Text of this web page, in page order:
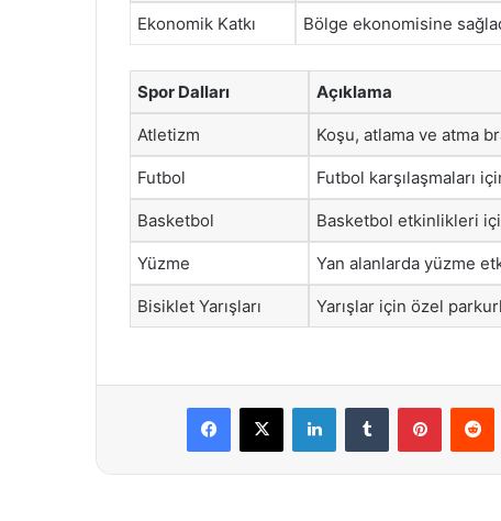
Ekonomik Katkı Bölge ekonomisine
Spor Dalları Açıklama
Atletizm Koşu, atlama ve atma
Futbol Futbol karşılaşmaları
Basketbol Basketbol etkinlikleri
Yüzme Yan alanlarda yüzme
Bisiklet Yarışları Yarışlar için özel
Facebook
X LinkedInTumblr Pinterest